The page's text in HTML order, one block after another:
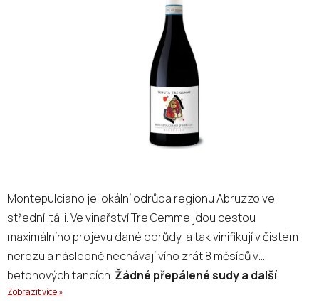
Montepulciano je lokální odrůda regionu Abruzzo ve
střední Itálii. Ve vinařství Tre Gemme jdou cestou
maximálního projevu dané odrůdy, a tak vinifikují v čistém
nerezu a následně nechávají víno zrát 8 měsíců v
betonových tancích. Žádné přepálené sudy a další
nesmysly. Krásně čisté, šťavnaté a ovocné víno, které
Zobrazit více »